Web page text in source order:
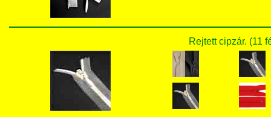
Rejtett cipzár. (11